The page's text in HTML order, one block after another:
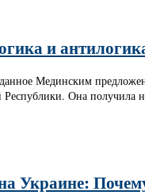
и
Мединским
Она получила
Украине: